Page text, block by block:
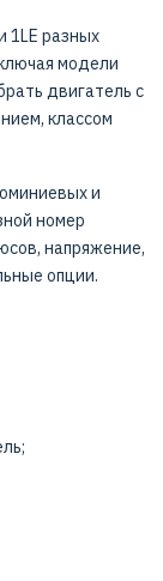
1LE разных
модели
двигатель с
классом
и
номер
напряжение,
опции.